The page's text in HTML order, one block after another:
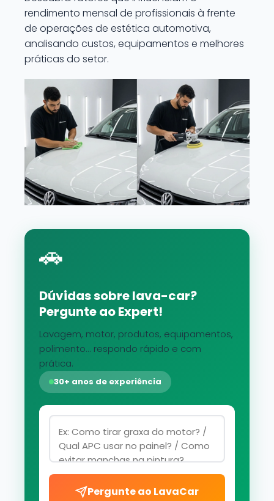
rendimento mensal de profissionais à frente
de operações de estética automotiva,
analisando custos, equipamentos e melhores
práticas do setor.
🚗
Dúvidas sobre lava-car?
Pergunte ao Expert!
Lavagem, motor, produtos, equipamentos,
polimento... respondo rápido e com
prática.
30+ anos de experiência
Pergunte ao LavaCar